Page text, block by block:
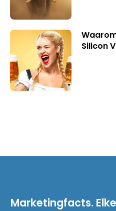
Silicon
Marketingfacts.